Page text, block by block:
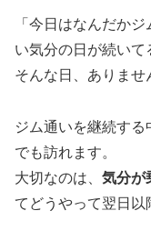
「今日はなんだか
い気分の日が続いて
そんな日、ありませ
ジム通いを継続す
でも訪れます。
大切なのは、 気分が
てどうやって翌日以